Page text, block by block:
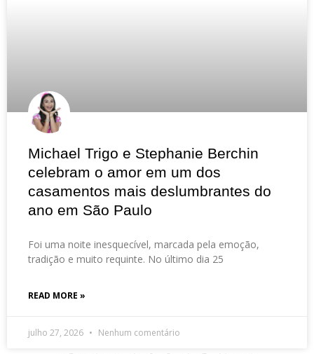
Michael Trigo e Stephanie Berchin
celebram o amor em um dos
casamentos mais deslumbrantes do
ano em São Paulo
Foi uma noite inesquecível, marcada pela emoção,
tradição e muito requinte. No último dia 25
READ MORE »
julho 27, 2026 Nenhum comentário